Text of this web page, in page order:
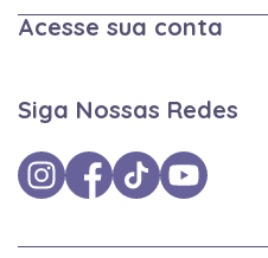
Acesse sua conta
Siga Nossas Redes